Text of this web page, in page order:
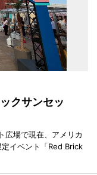
クサンセッ
広場で現在、アメリカ
イベント「Red Brick